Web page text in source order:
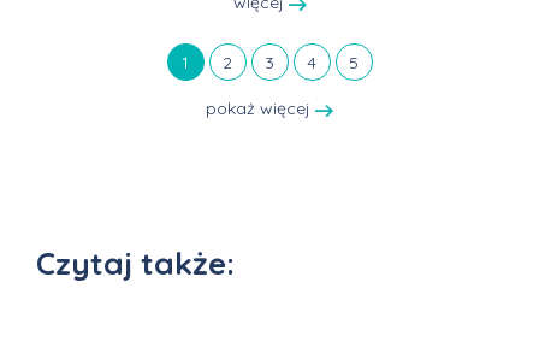
1 2 3 4 5
pokaż więcej
Czytaj także: